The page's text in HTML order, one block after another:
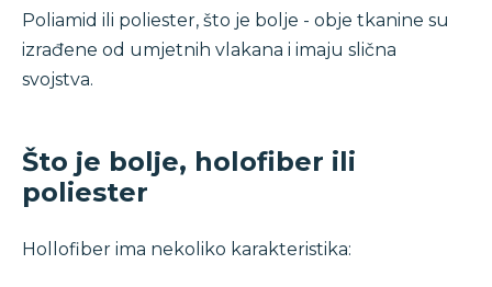
Poliamid ili poliester, što je bolje - obje tkanine su
izrađene od umjetnih vlakana i imaju slična
svojstva.
Što je bolje, holofiber ili
poliester
Hollofiber ima nekoliko karakteristika: